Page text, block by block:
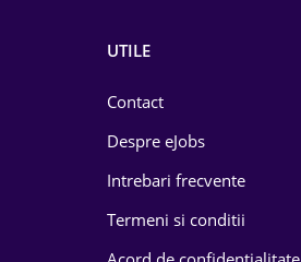
UTILE
Contact
Despre eJobs
Intrebari frecvente
Termeni si conditii